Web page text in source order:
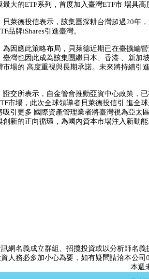
最大的ETF系列，首度加入臺灣ETF市 場具高
德投信表示，該集團深耕台灣超過20年，
品牌iShares引進臺灣。
應此策略布局，貝萊德近期已在臺擴編營
臺灣也因此成為該集團繼日本、香港 、新加
市場的 高度重視與長期承諾。未來將持續引
所表示，自金管會推動亞資中心政策，已
市場，此次全球領導者貝萊德投信引 進全
吸引更多 國際資產管理業者將臺灣視為亞太
創新的正向循環，為國內資本市場注入新動能
網名義成立群組、招攬投資或以分析師名義
人務必多加小心為要，如有疑問請洽本公司
本週